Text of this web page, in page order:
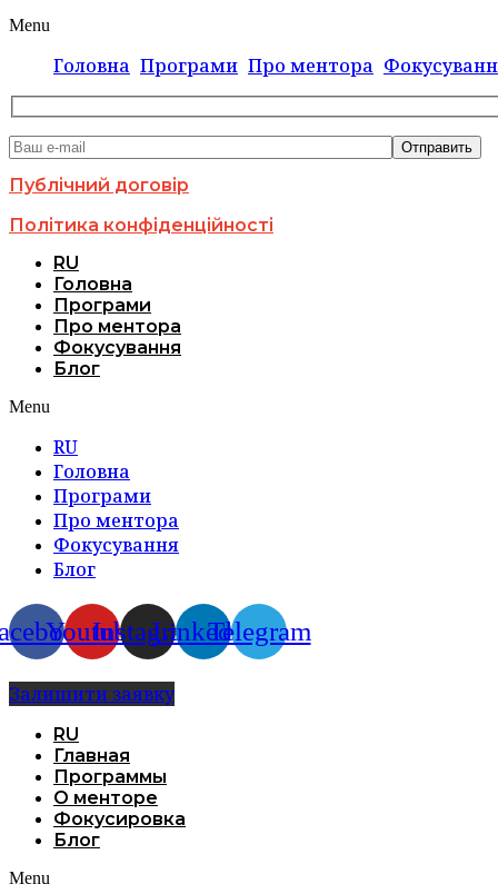
Menu
Головна Програми Про ментора
Публічний договір
Політика конфіденційності
RU
Головна
Програми
Про ментора
Фокусування
Блог
Menu
RU
Головна
Програми
Про ментора
Фокусування
Блог
YoutubeInstagramLinkedinTelegram
Залишити заявку
RU
Главная
Программы
О менторе
Фокусировка
Блог
Menu